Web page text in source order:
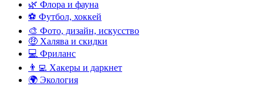
🌿 Флора и фауна
⚽ Футбол, хоккей
🎨 Фото, дизайн, искусство
🤑 Халява и скидки
💻 Фриланс
👨‍💻 Хакеры и даркнет
🌍 Экология